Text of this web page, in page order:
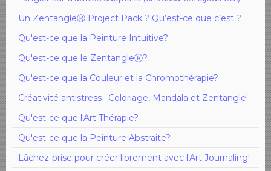
Un ZentangleⓇ Project Pack ? Qu’est-ce que c’est ?
Qu'est-ce que la Peinture Intuitive?
Qu'est-ce que le ZentangleⓇ?
Qu'est-ce que la Couleur et la Chromothérapie?
Créativité antistress : Coloriage, Mandala et Zentangle!
Qu'est-ce que l'Art Thérapie?
Qu'est-ce que la Peinture Abstraite?
Lâchez-prise pour créer librement avec l'Art Journaling!